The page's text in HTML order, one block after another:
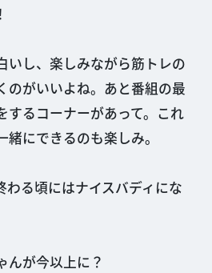
し、楽しみながら筋トレの
のがいいよね。あと番組の最
するコーナーがあって。これ
にできるのも楽しみ。
る頃にはナイスバディにな
が今以上に？